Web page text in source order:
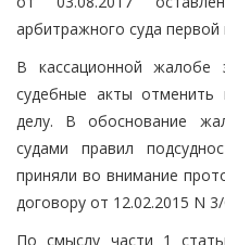
арбитражного суда первой
В кассационной жалобе
судебные акты отменить
делу. В обоснование
судами правил
приняли во внимание
договору от 12.02.2015 N
По смыслу части 1